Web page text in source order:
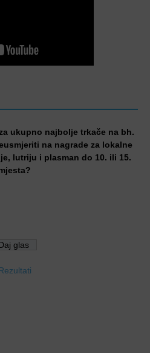
ukupno najbolje trkače na bh.
na nagrade za lokalne
lutriju i plasman do 10. ili 15.